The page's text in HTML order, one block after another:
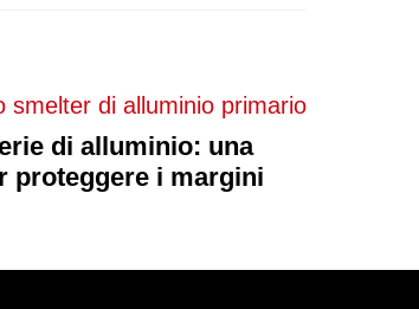
di alluminio: una
proteggere i margini